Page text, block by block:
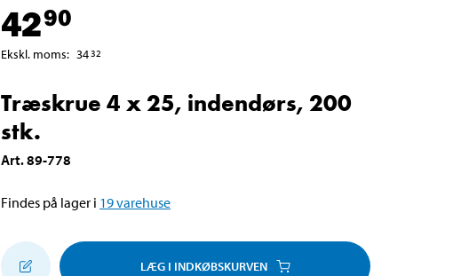
4290
Ekskl. moms: 3432
Træskrue 4 x 25, indendørs, 200
stk.
Art.89-778
Findes på lager i 19varehuse
LÆG I INDKØBSKURVEN